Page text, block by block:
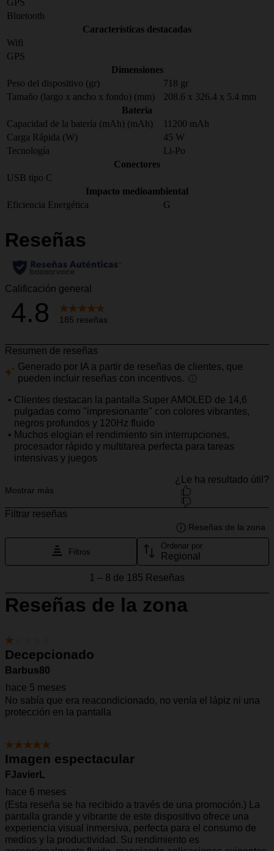
GPS
Bluetooth
Características destacadas
Wifi
GPS
Dimensiones
Peso del dispositivo (gr)
718 gr
Tamaño (largo x ancho x fondo) (mm)
208.6 x 326.4 x 5.4 mm
Bateria
Capacidad de la batería (mAh) (mAh)
11200 mAh
Carga Rápida (W)
45 W
Tecnología
Li-Po
Conectores
USB tipo C
Impacto medioambiental
Eficiencia Energética
G